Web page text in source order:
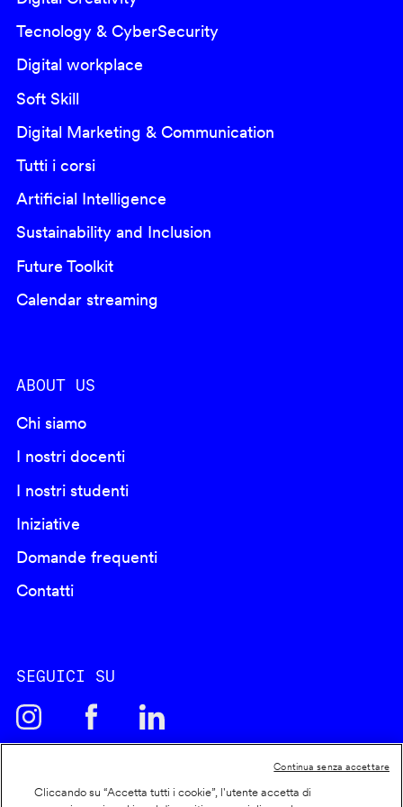
Tecnology & CyberSecurity
Digital workplace
Soft Skill
Digital Marketing & Communication
Tutti i corsi
Artificial Intelligence
Sustainability and Inclusion
Future Toolkit
Calendar streaming
ABOUT US
Chi siamo
I nostri docenti
I nostri studenti
Iniziative
Domande frequenti
Contatti
SEGUICI SU
Cliccando su “Accetta tutti i cookie”, l'utente accetta di
Continua senza accettare